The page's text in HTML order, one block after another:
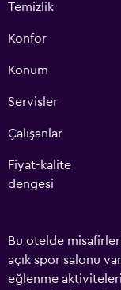
Temizlik
Konfor
Konum
Servisler
Çalışanlar
Fiyat-kalite
dengesi
Bu otelde
açık spor salonu
eğlenme